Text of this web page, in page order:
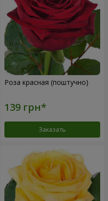
Роза красная (поштучно)
Заказать